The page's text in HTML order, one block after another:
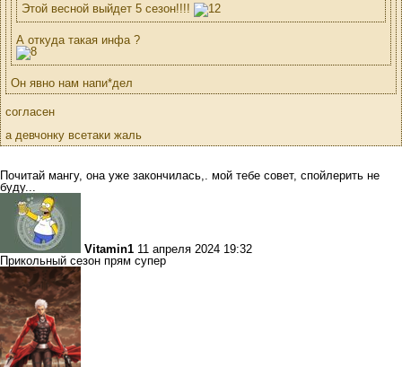
Этой весной выйдет 5 сезон!!!!
А откуда такая инфа ?
Он явно нам напи*дел
согласен
а девчонку всетаки жаль
Почитай мангу, она уже закончилась,. мой тебе совет, спойлерить не
буду...
Vitamin1 11 апреля 2024 19:32
Прикольный сезон прям супер